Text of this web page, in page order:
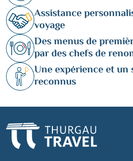
Assistance
voyage
Des menus de
par des chefs de
Une expérience et
reconnus